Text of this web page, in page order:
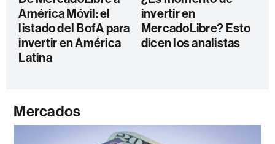
América Móvil: el
listado del BofA para
invertir en América
Latina
invertir en
MercadoLibre? Esto
dicen los analistas
Mercados